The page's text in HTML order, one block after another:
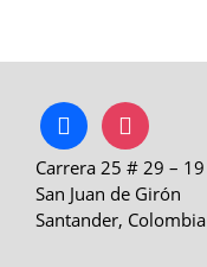
facebookinstagram
Carrera 25 # 29 – 19
San Juan de Girón
Santander, Colombia